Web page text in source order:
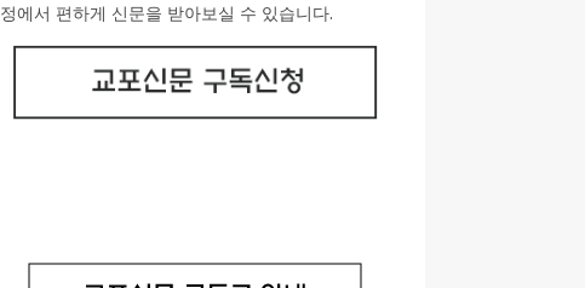
정에서 편하게 신문을 받아보실 수 있습니다.